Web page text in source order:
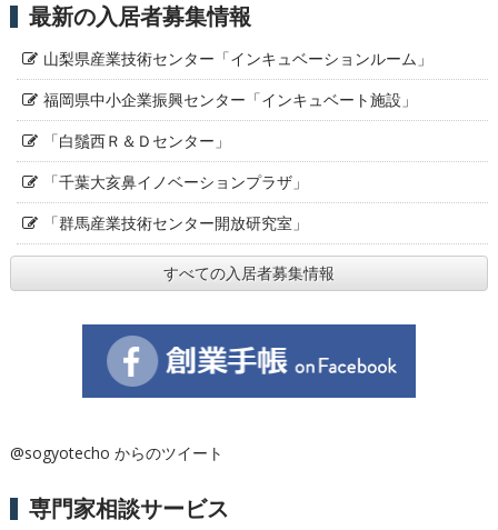
最新の入居者募集情報
山梨県産業技術センター「インキュベーションルーム」
福岡県中小企業振興センター「インキュベート施設」
「白鬚西Ｒ＆Ｄセンター」
「千葉大亥鼻イノベーションプラザ」
「群馬産業技術センター開放研究室」
すべての入居者募集情報
@sogyotecho からのツイート
専門家相談サービス